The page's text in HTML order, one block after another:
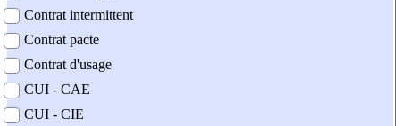
Contrat intermittent
Contrat pacte
Contrat d'usage
CUI - CAE
CUI - CIE